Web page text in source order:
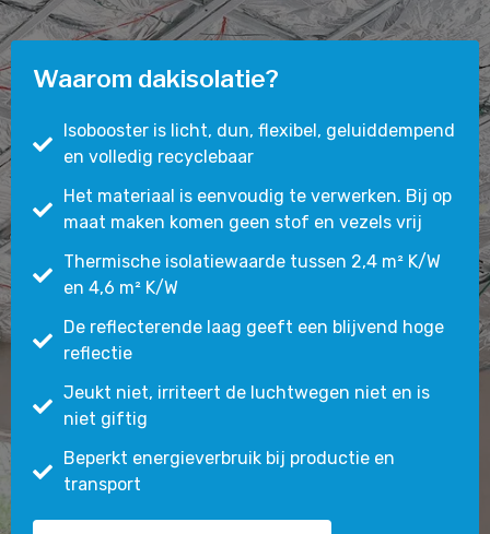
Waarom dakisolatie?
Isobooster is licht, dun, flexibel, geluiddempend
en volledig recyclebaar
Het materiaal is eenvoudig te verwerken. Bij op
maat maken komen geen stof en vezels vrij
Thermische isolatiewaarde tussen 2,4 m² K/W
en 4,6 m² K/W
De reflecterende laag geeft een blijvend hoge
reflectie
Jeukt niet, irriteert de luchtwegen niet en is
niet giftig
Beperkt energieverbruik bij productie en
transport